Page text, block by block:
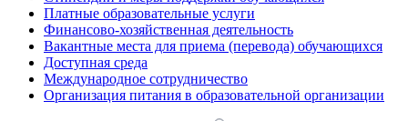
Платные образовательные услуги
Финансово-хозяйственная деятельность
Вакантные места для приема (перевода) обучающихся
Доступная среда
Международное сотрудничество
Организация питания в образовательной организации